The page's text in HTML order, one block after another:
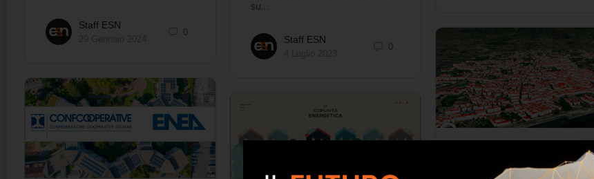
Staff ESN
0
su…
Staff ESN
0
ENEA: mappa “catastale”
per il calcolo del